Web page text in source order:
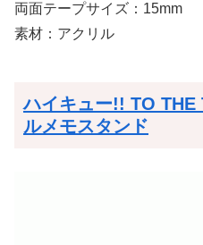
両面テープサイズ：15mm
素材：アクリル
ハイキュー!! TO THE
ルメモスタンド